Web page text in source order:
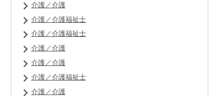
介護／介護
介護／介護福祉士
介護／介護福祉士
介護／介護
介護／介護
介護／介護福祉士
介護／介護